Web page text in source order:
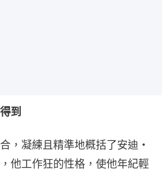
到
，凝練且精準地概括了安迪・
他工作狂的性格，使他年紀輕